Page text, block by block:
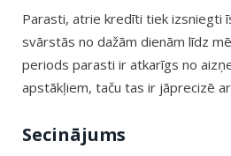
Parasti, atrie kredīti tiek izsniegti
svārstās no dažām dienām līdz
periods parasti ir atkarīgs no
apstākļiem, taču tas ir jāprecizē
Secinājums